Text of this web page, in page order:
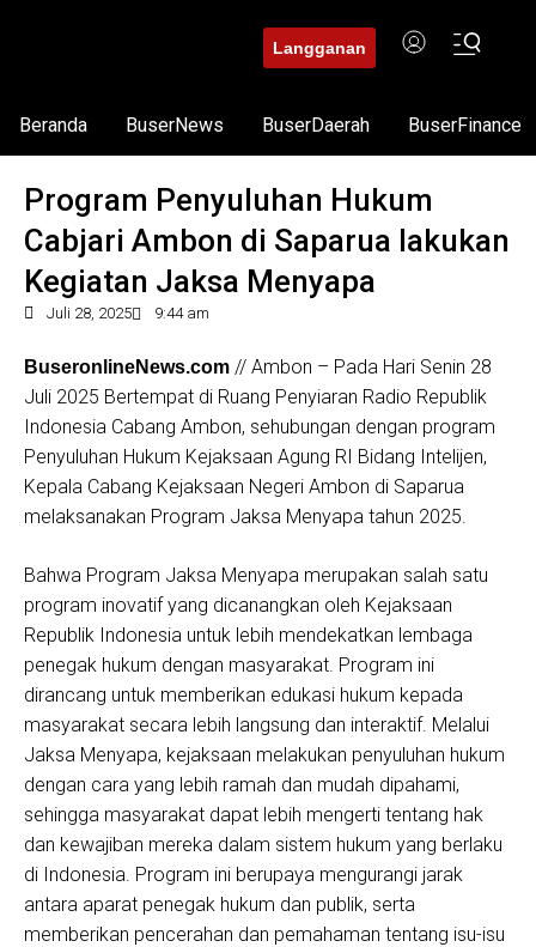
Langganan
Beranda BuserNews BuserDaerah BuserFinance
Program Penyuluhan Hukum
Cabjari Ambon di Saparua lakukan
Kegiatan Jaksa Menyapa
Juli 28, 2025 9:44 am
BuseronlineNews.com // Ambon – Pada Hari Senin 28
Juli 2025 Bertempat di Ruang Penyiaran Radio Republik
Indonesia Cabang Ambon, sehubungan dengan program
Penyuluhan Hukum Kejaksaan Agung RI Bidang Intelijen,
Kepala Cabang Kejaksaan Negeri Ambon di Saparua
melaksanakan Program Jaksa Menyapa tahun 2025.
Bahwa Program Jaksa Menyapa merupakan salah satu
program inovatif yang dicanangkan oleh Kejaksaan
Republik Indonesia untuk lebih mendekatkan lembaga
penegak hukum dengan masyarakat. Program ini
dirancang untuk memberikan edukasi hukum kepada
masyarakat secara lebih langsung dan interaktif. Melalui
Jaksa Menyapa, kejaksaan melakukan penyuluhan hukum
dengan cara yang lebih ramah dan mudah dipahami,
sehingga masyarakat dapat lebih mengerti tentang hak
dan kewajiban mereka dalam sistem hukum yang berlaku
di Indonesia. Program ini berupaya mengurangi jarak
antara aparat penegak hukum dan publik, serta
memberikan pencerahan dan pemahaman tentang isu-isu